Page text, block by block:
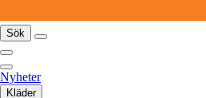
Sök
Nyheter
Kläder